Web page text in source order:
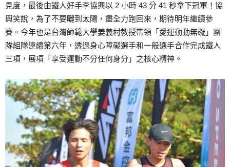
見度，最後由鐵人好手李協興以 2 小時 43 分 41 秒拿下冠軍！協
興笑說，為了不要曬到太陽，盡全力跑回來，期待明年繼續參
賽。今年也是台灣師範大學姜義村教授帶領「愛運動動無礙」團
隊組隊連續第六年，透過身心障礙選手和一般選手合作完成鐵人
三項，展項「享受運動不分任何身分」之核心精神。